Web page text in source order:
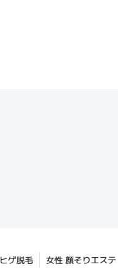
ヒゲ脱毛 女性 顔そりエステ